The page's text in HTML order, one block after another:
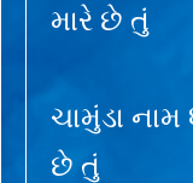
મારે છે તું
ચામુંડા નામ
છે તું